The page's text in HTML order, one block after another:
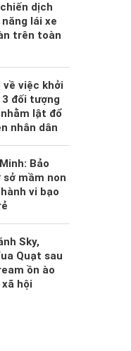
dịch
lái xe
trên toàn
về việc khởi
đối tượng
lật đổ
nhân dân
Bảo
mầm non
vi bạo
Sky,
Quạt sau
ồn ào
hội